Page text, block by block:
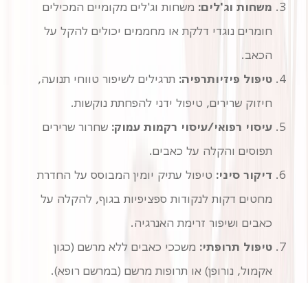
משחות וג'לים:
הכאב.
טיפול פיזיותרפיה:
חיזוק שרירים, טיפול ידני להפחתת נוקשות.
עיסוי רפואי/עיסוי רקמות עמוק:
תפוסים והקלה על כאבים.
דיקור סיני:
כאבים ושיפור זרימת האנרגיה.
טיפול תרופתי:
אקמול, נורופן) או תרופות מרשם (במרשם רופא).